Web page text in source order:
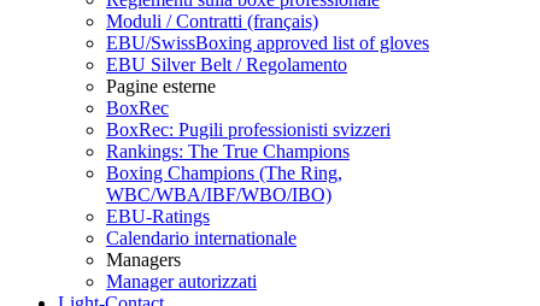
Moduli / Contratti (français)
EBU/SwissBoxing approved list of gloves
EBU Silver Belt / Regolamento
Pagine esterne
BoxRec
BoxRec: Pugili professionisti svizzeri
Rankings: The True Champions
Boxing Champions (The Ring,
WBC/WBA/IBF/WBO/IBO)
EBU-Ratings
Calendario internationale
Managers
Manager autorizzati